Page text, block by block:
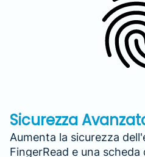
Sicurezza
Aumenta la sicurezza
FingerRead e una scheda